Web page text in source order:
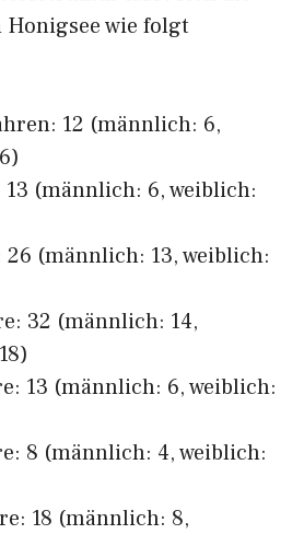
Honigsee wie folgt
12 (männlich: 6,
13 (männlich: 6, weiblich:
26 (männlich: 13, weiblich:
32 (männlich: 14,
13 (männlich: 6, weiblich:
8 (männlich: 4, weiblich:
18 (männlich: 8,